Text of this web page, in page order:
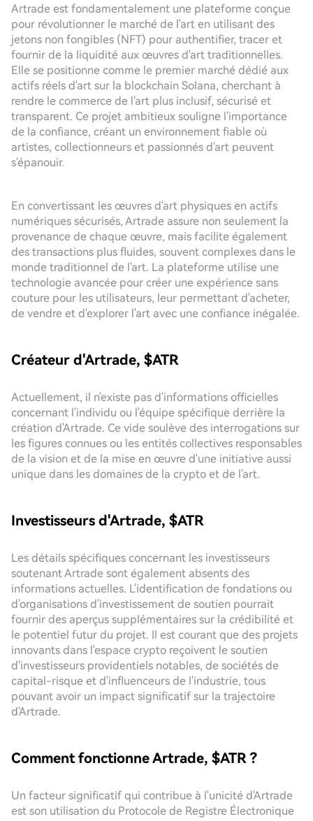
Artrade est fondamentalement une plateforme conçue
pour révolutionner le marché de l'art en utilisant des
jetons non fongibles (NFT) pour authentifier, tracer et
fournir de la liquidité aux œuvres d'art traditionnelles.
Elle se positionne comme le premier marché dédié aux
actifs réels d'art sur la blockchain Solana, cherchant à
rendre le commerce de l'art plus inclusif, sécurisé et
transparent. Ce projet ambitieux souligne l'importance
de la confiance, créant un environnement fiable où
artistes, collectionneurs et passionnés d'art peuvent
s'épanouir.
En convertissant les œuvres d'art physiques en actifs
numériques sécurisés, Artrade assure non seulement la
provenance de chaque œuvre, mais facilite également
des transactions plus fluides, souvent complexes dans le
monde traditionnel de l'art. La plateforme utilise une
technologie avancée pour créer une expérience sans
couture pour les utilisateurs, leur permettant d'acheter,
de vendre et d'explorer l'art avec une confiance inégalée.
Créateur d'Artrade, $ATR
Actuellement, il n'existe pas d'informations officielles
concernant l'individu ou l'équipe spécifique derrière la
création d'Artrade. Ce vide soulève des interrogations sur
les figures connues ou les entités collectives responsables
de la vision et de la mise en œuvre d'une initiative aussi
unique dans les domaines de la crypto et de l'art.
Investisseurs d'Artrade, $ATR
Les détails spécifiques concernant les investisseurs
soutenant Artrade sont également absents des
informations actuelles. L'identification de fondations ou
d'organisations d'investissement de soutien pourrait
fournir des aperçus supplémentaires sur la crédibilité et
le potentiel futur du projet. Il est courant que des projets
innovants dans l'espace crypto reçoivent le soutien
d'investisseurs providentiels notables, de sociétés de
capital-risque et d'influenceurs de l'industrie, tous
pouvant avoir un impact significatif sur la trajectoire
d'Artrade.
Comment fonctionne Artrade, $ATR ?
Un facteur significatif qui contribue à l'unicité d'Artrade
est son utilisation du Protocole de Registre Électronique